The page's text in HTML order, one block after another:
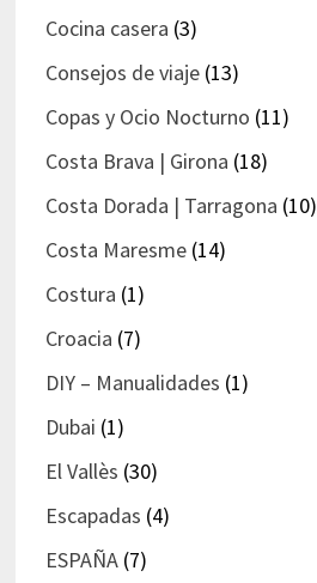
Cocina casera (3)
Consejos de viaje(13)
Copas y Ocio Nocturno (11)
Costa Brava | Girona (18)
Costa Dorada | Tarragona (10)
Costa Maresme(14)
Costura (1)
Croacia (7)
DIY – Manualidades (1)
Dubai (1)
El Vallès (30)
Escapadas (4)
ESPAÑA(7)